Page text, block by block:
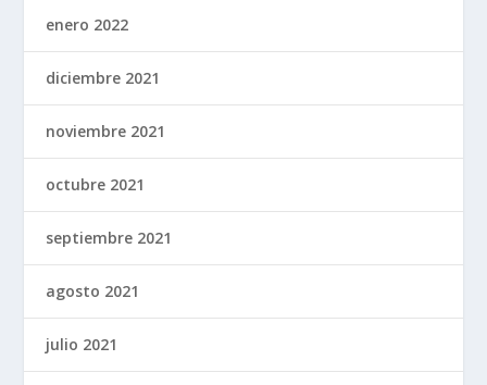
enero 2022
diciembre 2021
noviembre 2021
octubre 2021
septiembre 2021
agosto 2021
julio 2021